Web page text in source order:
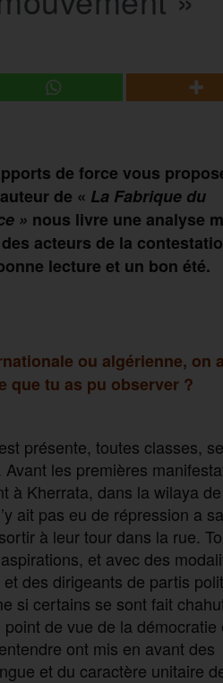
de force vous
de « La Fabrique du
» nous livre une analyse
acteurs de la
lecture et un bon été.
ou algérienne, on
que tu as pu observer ?
présente, toutes classes,
Avant les premières
à Kherrata, dans la wilaya de
ait pas eu de répression a
à leur tour dans la rue.
et avec des
des dirigeants de partis
si certains se sont fait
de vue de la démocratie
ont mis en avant des
et du caractère unitaire